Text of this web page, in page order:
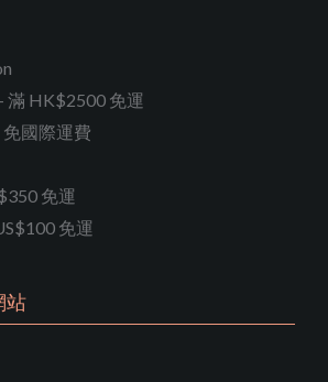
HK$2500 免運
免國際運費
免運
免運
站